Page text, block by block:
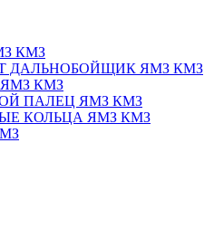
КМЗ
ДАЛЬНОБОЙЩИК ЯМЗ КМЗ
КМЗ
ПАЛЕЦ ЯМЗ КМЗ
КОЛЬЦА ЯМЗ КМЗ